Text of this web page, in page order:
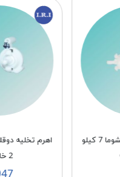
اهرم تخلیه دوقلو پاکشوما 7 کیلو
2 خار G2